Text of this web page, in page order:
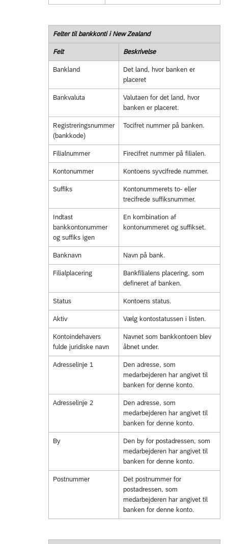
Felter til bankkonti i New Zealand
Felt Beskrivelse
Bankland
Det land, hvor banken er
placeret
Bankvaluta
Valutaen for det land, hvor
banken er placeret.
Registreringsnummer
(bankkode)
Tocifret nummer på banken.
Filialnummer Firecifret nummer på filialen.
Kontonummer Kontoens syvcifrede nummer.
Suffiks
Kontonummerets to- eller
trecifrede suffiksnummer.
Indtast
bankkontonummer
og suffiks igen
En kombination af
kontonummeret og suffikset.
Banknavn Navn på bank.
Filialplacering
Bankfilialens placering, som
defineret af banken.
Status Kontoens status.
Aktiv Vælg kontostatussen i listen.
Kontoindehavers
fulde juridiske navn
Navnet som bankkontoen blev
åbnet under.
Adresselinje 1
Den adresse, som
medarbejderen har angivet til
banken for denne konto.
Adresselinje 2
Den adresse, som
medarbejderen har angivet til
banken for denne konto.
By
Den by for postadressen, som
medarbejderen har angivet til
banken for denne konto.
Postnummer
Det postnummer for
postadressen, som
medarbejderen har angivet til
banken for denne konto.